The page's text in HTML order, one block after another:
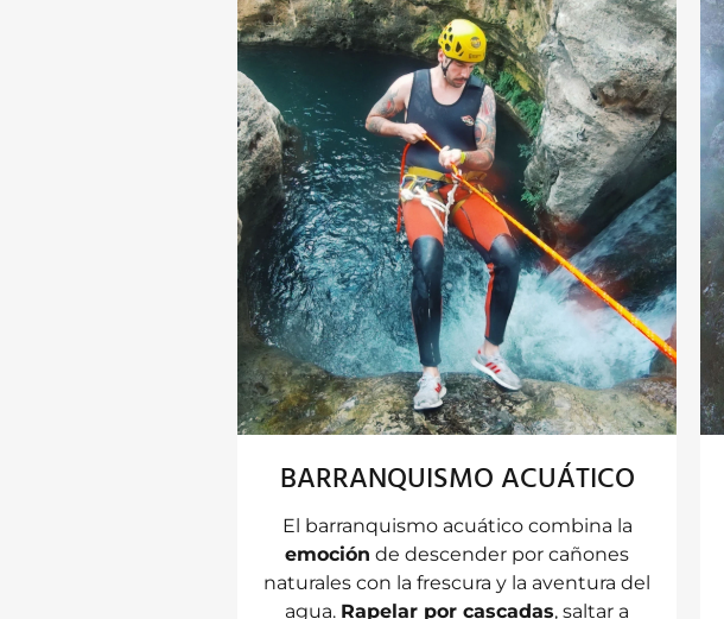
BARRANQUISMO ACUÁTICO
El barranquismo acuático combina la
emoción de descender por cañones
naturales con la frescura y la aventura del
agua. Rapelar por cascadas, saltar a